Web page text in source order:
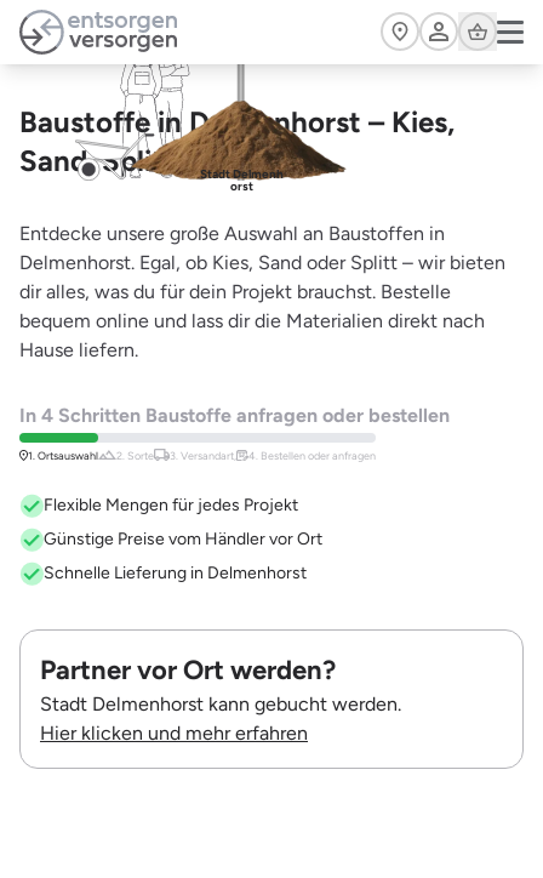
Zum Hauptinhalt springen
Cart
Baustoffe in Delmenhorst – Kies,
Sand, Splitt & mehr
Stadt Delmenh
orst
Entdecke unsere große Auswahl an Baustoffen in
Delmenhorst. Egal, ob Kies, Sand oder Splitt – wir bieten
dir alles, was du für dein Projekt brauchst. Bestelle
bequem online und lass dir die Materialien direkt nach
Hause liefern.
In 4 Schritten Baustoffe anfragen oder bestellen
1. Ortsauswahl 2. Sorte 3. Versandart, 4. Bestellen oder anfragen
Flexible Mengen für jedes Projekt
Günstige Preise vom Händler vor Ort
Schnelle Lieferung in Delmenhorst
Partner vor Ort werden?
Stadt Delmenhorst kann gebucht werden.
Hier klicken und mehr erfahren